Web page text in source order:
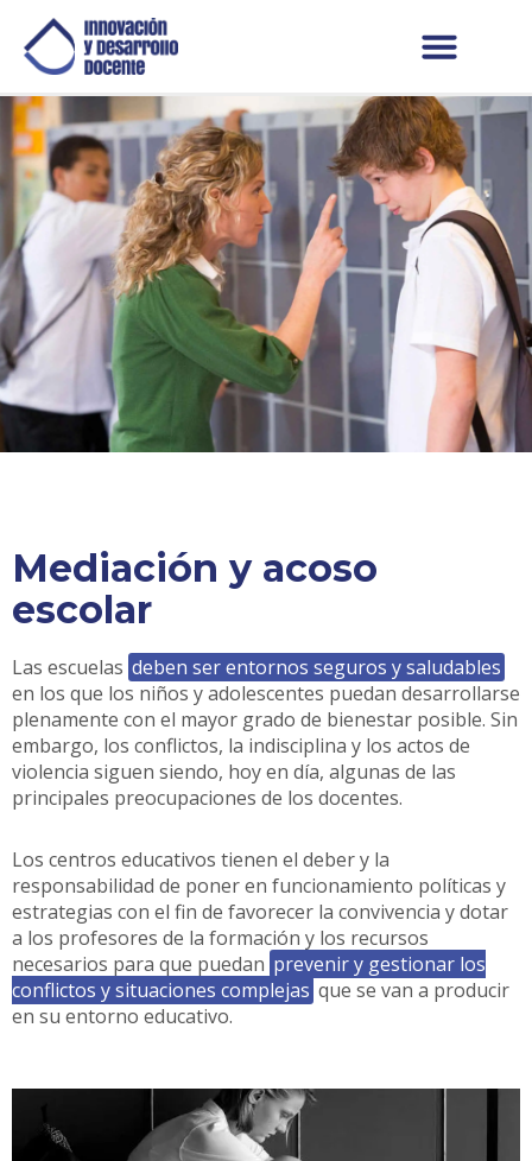
Mediación y acoso
escolar
Las escuelas deben ser entornos seguros y saludables
en los que los niños y adolescentes puedan desarrollarse
plenamente con el mayor grado de bienestar posible. Sin
embargo, los conflictos, la indisciplina y los actos de
violencia siguen siendo, hoy en día, algunas de las
principales preocupaciones de los docentes.
Los centros educativos tienen el deber y la
responsabilidad de poner en funcionamiento políticas y
estrategias con el fin de favorecer la convivencia y dotar
a los profesores de la formación y los recursos
necesarios para que puedan prevenir y gestionar los
conflictos y situaciones complejas que se van a producir
en su entorno educativo.